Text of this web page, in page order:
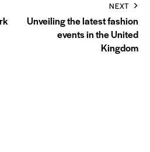
NEXT
Unveiling the latest fashion
events in the United
Kingdom